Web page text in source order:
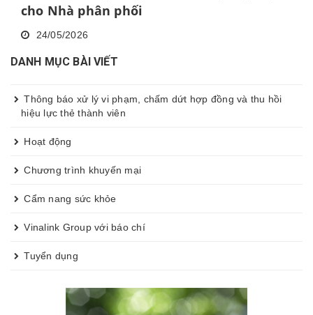
cho Nhà phân phối
24/05/2026
DANH MỤC BÀI VIẾT
Thông báo xử lý vi phạm, chấm dứt hợp đồng và thu hồi
hiệu lực thẻ thành viên
Hoạt động
Chương trình khuyến mại
Cẩm nang sức khỏe
Vinalink Group với báo chí
Tuyển dụng